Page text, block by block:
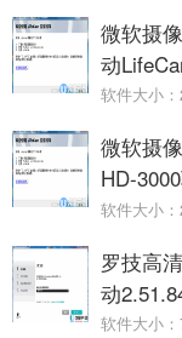
微软摄
动
软件大小
微软摄
HD-
软件大小
罗技高
动
软件大小